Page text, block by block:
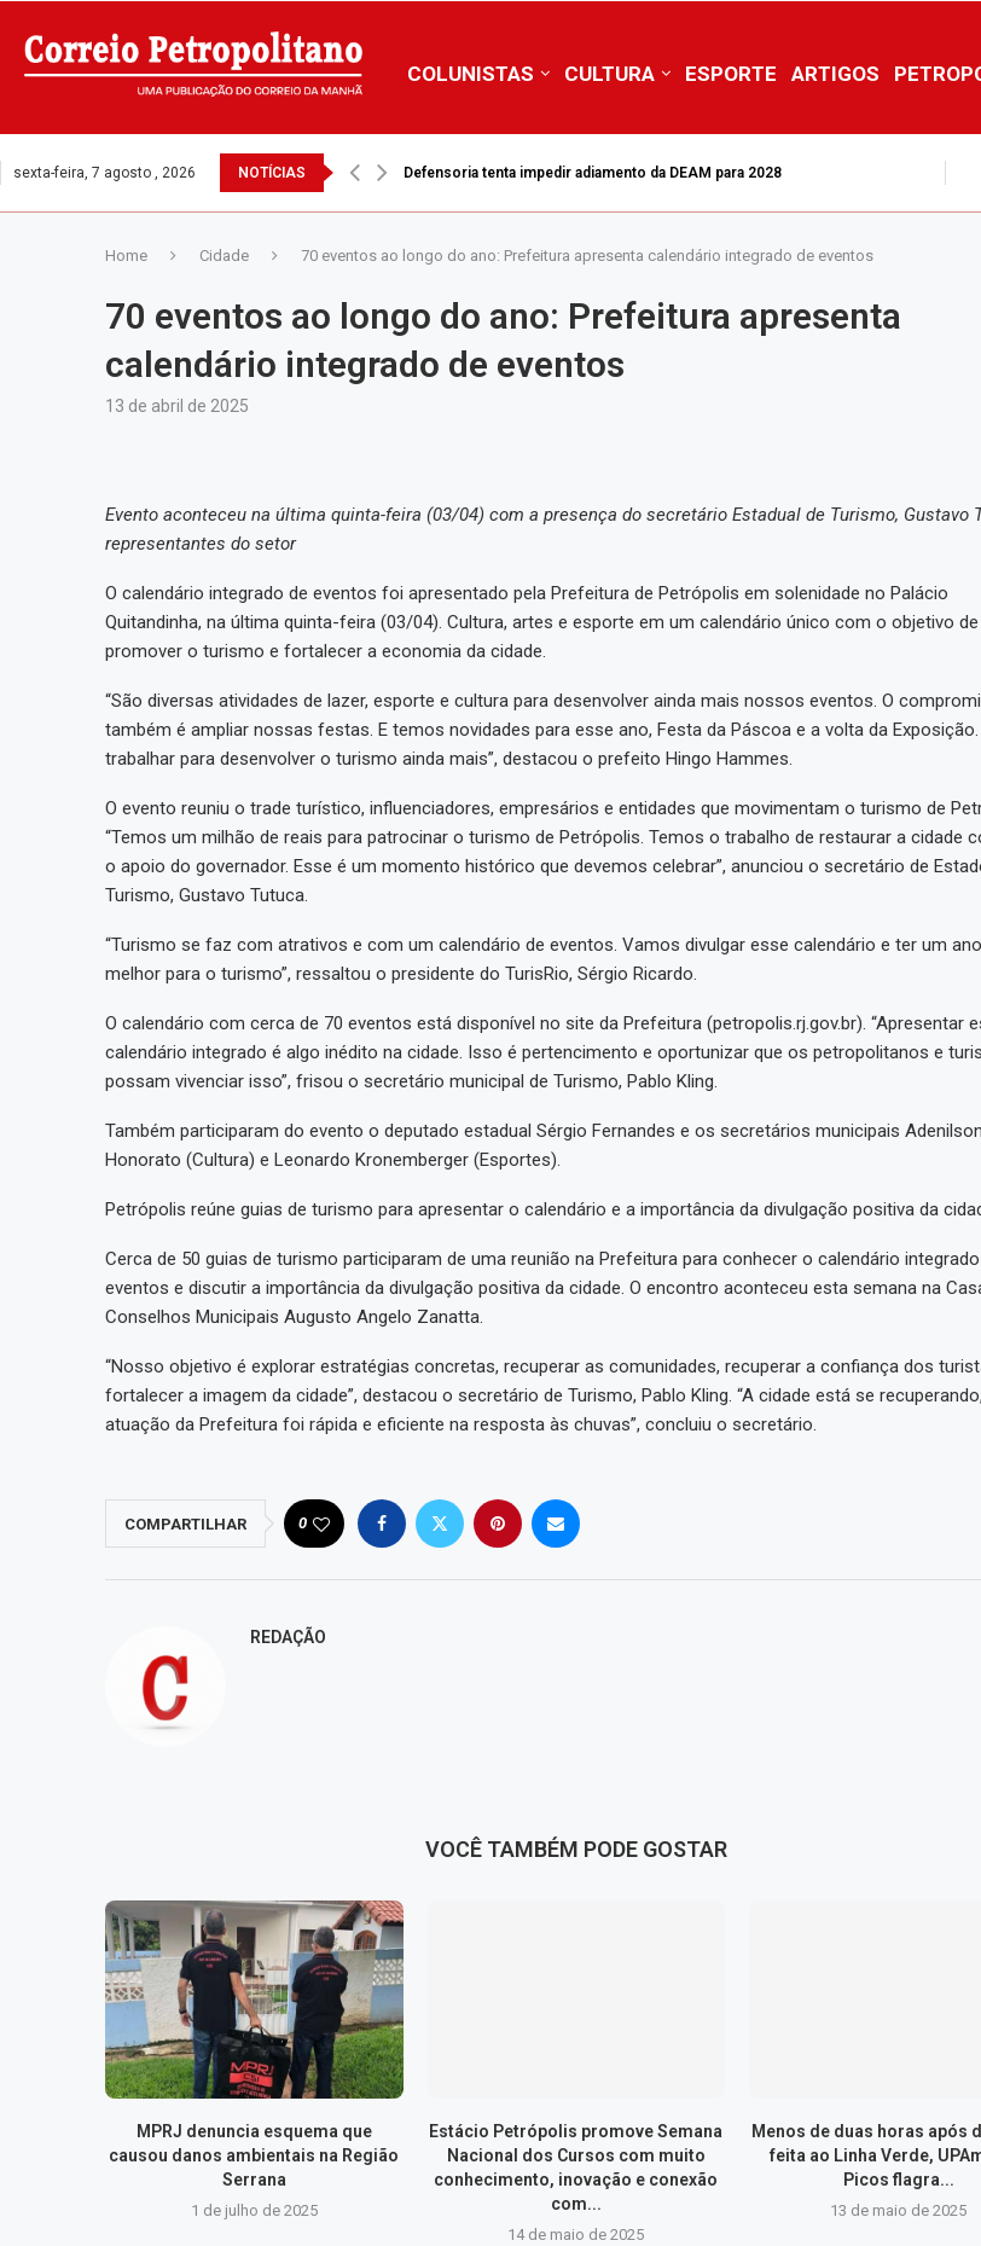
COLUNISTAS CULTURA ESPORTE ARTIGOS
sexta-feira, 7 agosto , 2026 NOTÍCIAS Defensoria tenta impedir adiamento da DEAM para 2028
Home Cidade 70 eventos ao longo do ano: Prefeitura apresenta calendário integrado de eventos
70 eventos ao longo do ano: Prefeitura apresenta
calendário integrado de eventos
13 de abril de 2025
Evento aconteceu na última quinta-feira (03/04) com a presença do secretário Estadual de Turismo, Gustavo
representantes do setor
O calendário integrado de eventos foi apresentado pela Prefeitura de Petrópolis em solenidade no Palácio
Quitandinha, na última quinta-feira (03/04). Cultura, artes e esporte em um calendário único com o objetivo de
promover o turismo e fortalecer a economia da cidade.
“São diversas atividades de lazer, esporte e cultura para desenvolver ainda mais nossos eventos. O
também é ampliar nossas festas. E temos novidades para esse ano, Festa da Páscoa e a volta da
trabalhar para desenvolver o turismo ainda mais”, destacou o prefeito Hingo Hammes.
O evento reuniu o trade turístico, influenciadores, empresários e entidades que movimentam o turismo de
“Temos um milhão de reais para patrocinar o turismo de Petrópolis. Temos o trabalho de restaurar a cidade
o apoio do governador. Esse é um momento histórico que devemos celebrar”, anunciou o secretário de
Turismo, Gustavo Tutuca.
“Turismo se faz com atrativos e com um calendário de eventos. Vamos divulgar esse calendário e ter um
melhor para o turismo”, ressaltou o presidente do TurisRio, Sérgio Ricardo.
O calendário com cerca de 70 eventos está disponível no site da Prefeitura (petropolis.rj.gov.br). “Apresentar
calendário integrado é algo inédito na cidade. Isso é pertencimento e oportunizar que os petropolitanos e
possam vivenciar isso”, frisou o secretário municipal de Turismo, Pablo Kling.
Também participaram do evento o deputado estadual Sérgio Fernandes e os secretários municipais Adenilson
Honorato (Cultura) e Leonardo Kronemberger (Esportes).
Petrópolis reúne guias de turismo para apresentar o calendário e a importância da divulgação positiva da
Cerca de 50 guias de turismo participaram de uma reunião na Prefeitura para conhecer o calendário
eventos e discutir a importância da divulgação positiva da cidade. O encontro aconteceu esta semana na
Conselhos Municipais Augusto Angelo Zanatta.
“Nosso objetivo é explorar estratégias concretas, recuperar as comunidades, recuperar a confiança dos
fortalecer a imagem da cidade”, destacou o secretário de Turismo, Pablo Kling. “A cidade está se
atuação da Prefeitura foi rápida e eficiente na resposta às chuvas”, concluiu o secretário.
COMPARTILHAR 0
REDAÇÃO
VOCÊ TAMBÉM PODE GOSTAR
MPRJ denuncia esquema que
causou danos ambientais na Região
Serrana
1 de julho de 2025
Estácio Petrópolis promove Semana
Nacional dos Cursos com muito
conhecimento, inovação e conexão
com...
14 de maio de 2025
Menos de duas horas após
feita ao Linha Verde,
Picos flagra...
13 de maio de 2025